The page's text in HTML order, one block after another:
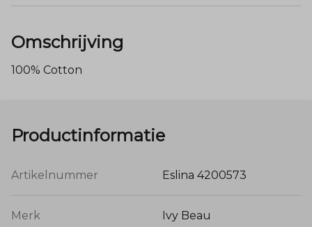
Omschrijving
100% Cotton
Productinformatie
Artikelnummer Eslina 4200573
Merk Ivy Beau